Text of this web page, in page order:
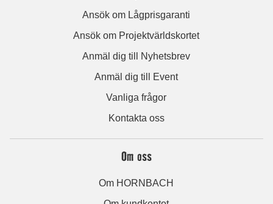
Ansök om Lågprisgaranti
Ansök om Projektvärldskortet
Anmäl dig till Nyhetsbrev
Anmäl dig till Event
Vanliga frågor
Kontakta oss
Om oss
Om HORNBACH